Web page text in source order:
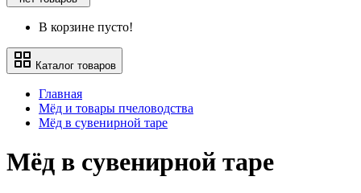
В корзине пусто!
Каталог товаров
Главная
Мёд и товары пчеловодства
Мёд в сувенирной таре
Мёд в сувенирной таре